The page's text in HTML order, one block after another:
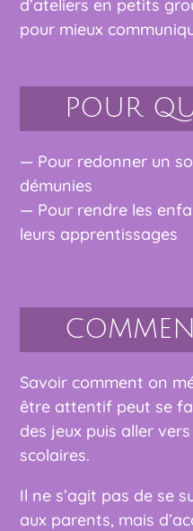
d’ateliers en petits
pour mieux
POUR
— Pour redonner un
démunies
— Pour rendre les
leurs apprentissages
Savoir comment on
être attentif peut se
des jeux puis aller
scolaires.
Il ne s’agit pas de se
aux parents, mais